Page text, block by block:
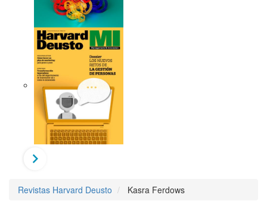
Revistas Harvard Deusto Kasra Ferdows